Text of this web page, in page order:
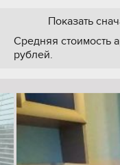
Показать
Средняя стоимость
рублей.